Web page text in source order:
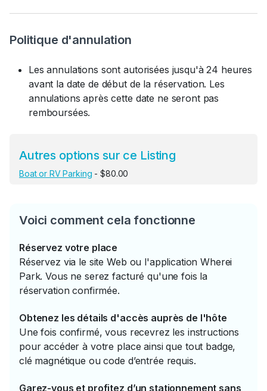
Politique d'annulation
Les annulations sont autorisées jusqu'à 24 heures
avant la date de début de la réservation. Les
annulations après cette date ne seront pas
remboursées.
Autres options sur ce Listing
Boat or RV Parking - $80.00
Voici comment cela fonctionne
Réservez votre place
Réservez via le site Web ou l'application Wherei
Park. Vous ne serez facturé qu'une fois la
réservation confirmée.
Obtenez les détails d'accès auprès de l'hôte
Une fois confirmé, vous recevrez les instructions
pour accéder à votre place ainsi que tout badge,
clé magnétique ou code d’entrée requis.
Garez-vous et profitez d’un stationnement sans